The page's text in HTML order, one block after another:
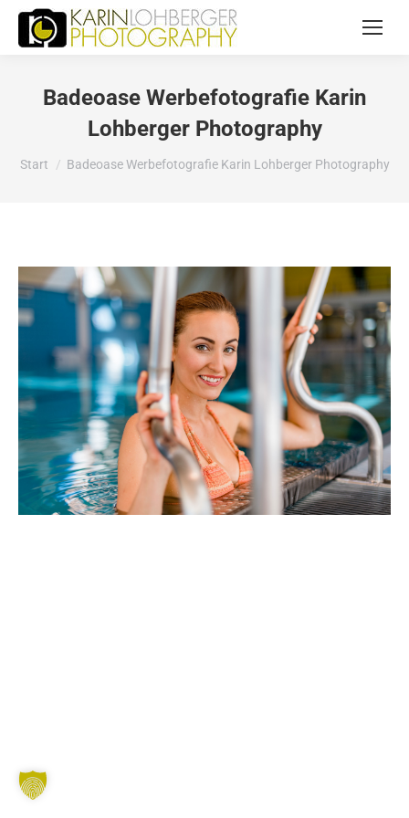
Badeoase Werbefotografie Karin
Lohberger Photography
Sie befinden sich hier:
Start Badeoase Werbefotografie Karin Lohberger Photography